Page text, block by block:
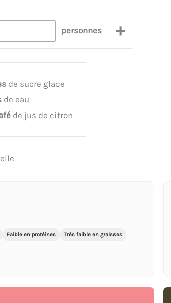
personnes +
de sucre glace
de eau
de jus de citron
Faible en protéines Très faible en graisses